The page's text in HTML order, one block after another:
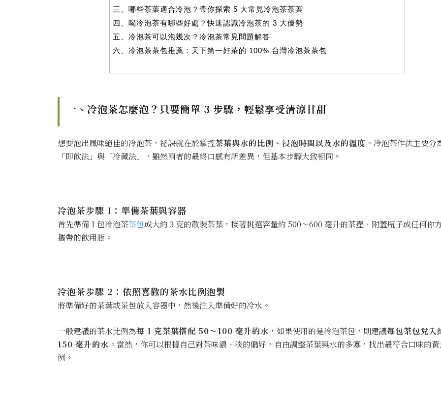
三、哪些茶葉適合冷泡？帶你探索 5 大常見冷泡茶茶葉
四、喝冷泡茶有哪些好處？快速認識冷泡茶的 3 大優勢
五、冷泡茶可以泡幾次？冷泡茶常見問題解答
六、冷泡茶茶包推薦：天下第一好茶的 100% 台灣冷泡茶茶包
一、冷泡茶怎麼泡？只要簡單 3 步驟，輕鬆享受清涼甘甜
想要泡出風味絕佳的冷泡茶，祕訣就在於掌控茶葉與水的比例、浸泡時間以及水的溫度 。冷泡茶作法主要分
「即飲法」與「冷藏法」，雖然兩者的最終口感有所差異，但基本步驟大致相同。
冷泡茶步驟 1：準備茶葉與容器
首先準備 1 包冷泡茶茶包或大約 3 克的散裝茶葉，接著挑選容量約 500～600 毫升的茶壺、附蓋瓶子或任何你
攜帶的飲用瓶。
冷泡茶步驟 2：依照喜歡的茶水比例泡製
將準備好的茶葉或茶包放入容器中，然後注入準備好的冷水。
一般建議的茶水比例為每 1 克茶葉搭配 50～100 毫升的水 ，如果使用的是冷泡茶包，則建議每包茶包兌入
150 毫升的水 。當然，你可以根據自己對茶味濃、淡的偏好，自由調整茶葉與水的多寡，找出最符合口味的
例。